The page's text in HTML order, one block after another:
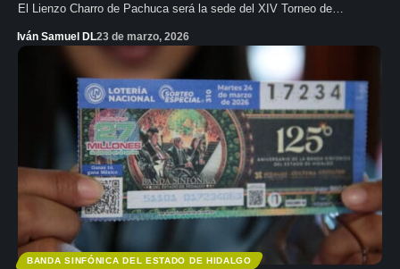
El Lienzo Charro de Pachuca será la sede del XIV Torneo de…
Iván Samuel DL23 de marzo, 2026
BANDA SINFÓNICA DEL ESTADO DE HIDALGO